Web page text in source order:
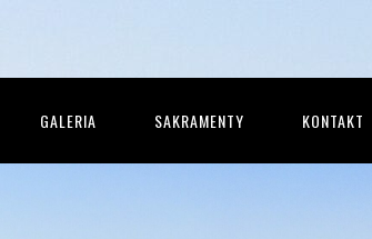
GALERIA SAKRAMENTY KONTAKT